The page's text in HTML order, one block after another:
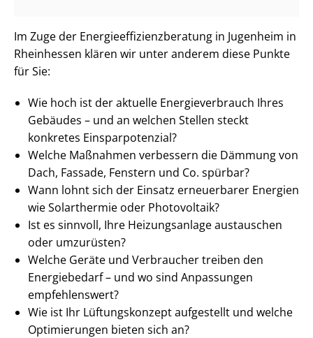
Im Zuge der En­er­gie­ef­fi­zi­enz­be­ra­tung in Jugenheim in
Rheinhessen klären wir unter anderem diese Punkte
für Sie:
Wie hoch ist der aktuelle En­er­gie­ver­brauch Ihres
Gebäudes – und an welchen Stellen steckt
konkretes Ein­spar­po­ten­zi­al?
Welche Maßnahmen verbessern die Dämmung von
Dach, Fassade, Fenstern und Co. spürbar?
Wann lohnt sich der Einsatz erneuerbarer Energien
wie Solarthermie oder Photovoltaik?
Ist es sinnvoll, Ihre Heizungsanlage austauschen
oder umzurüsten?
Welche Geräte und Verbraucher treiben den
Energiebedarf – und wo sind Anpassungen
empfehlenswert?
Wie ist Ihr Lüftungskonzept aufgestellt und welche
Optimierungen bieten sich an?